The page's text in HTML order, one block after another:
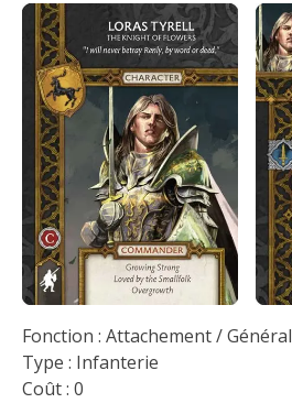
Fonction : Attachement / Général
Type : Infanterie
Coût : 0